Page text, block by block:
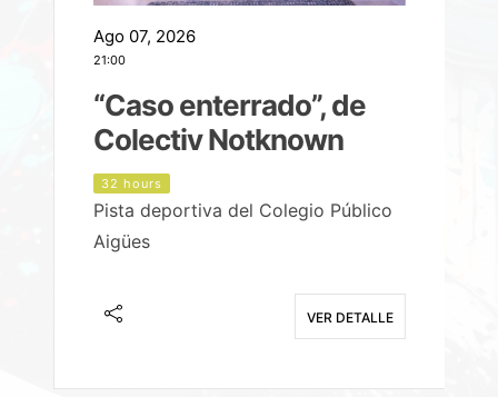
Ago 07, 2026
21:00
“Caso enterrado”, de
Colectiv Notknown
32 hours
Pista deportiva del Colegio Público
Aigües
VER DETALLE